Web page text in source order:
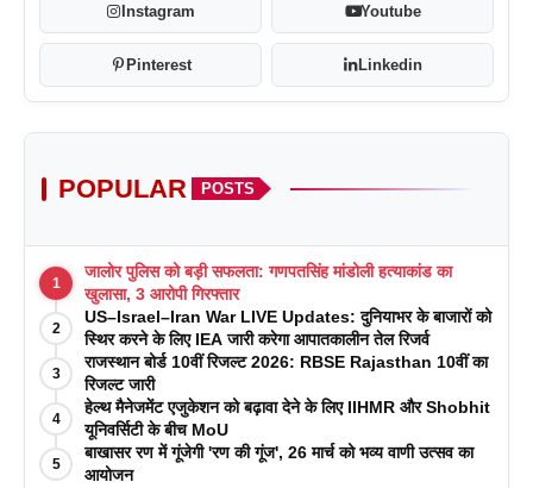
Instagram Youtube
Pinterest Linkedin
POPULAR POSTS
1
जालोर पुलिस को बड़ी सफलता: गणपतसिंह मांडोली हत्याकांड का
खुलासा, 3 आरोपी गिरफ्तार
2
US–Israel–Iran War LIVE Updates: दुनियाभर के बाजारों को
स्थिर करने के लिए IEA जारी करेगा आपातकालीन तेल रिजर्व
3
राजस्थान बोर्ड 10वीं रिजल्ट 2026: RBSE Rajasthan 10वीं का
रिजल्ट जारी
4
हेल्थ मैनेजमेंट एजुकेशन को बढ़ावा देने के लिए IIHMR और Shobhit
यूनिवर्सिटी के बीच MoU
5
बाखासर रण में गूंजेगी 'रण की गूंज', 26 मार्च को भव्य वाणी उत्सव का
आयोजन